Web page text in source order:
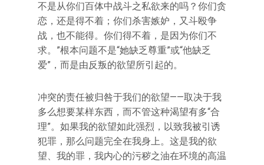
不是从你们百体中战斗之私欲来的吗？你们贪
恋，还是得不着；你们杀害嫉妒，又斗殴争
战，也不能得。你们得不着，是因为你们不
求。”根本问题不是“她缺乏尊重”或“他缺乏
爱”，而是由反叛的欲望所引起的。
冲突的责任被归咎于我们的欲望——取决于我
多么想要某样东西，而不管这种渴望有多“合
理”。如果我的欲望如此强烈，以致我被引诱
犯罪，那么问题完全在我身上。这是我的欲
望、我的罪，我内心的污秽之油在环境的高温